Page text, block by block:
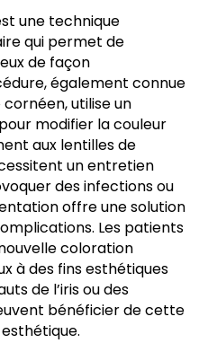
une technique
qui permet de
de façon
également connue
utilise un
modifier la couleur
aux lentilles de
un entretien
des infections ou
offre une solution
Les patients
coloration
à des fins esthétiques
de l’iris ou des
bénéficier de cette